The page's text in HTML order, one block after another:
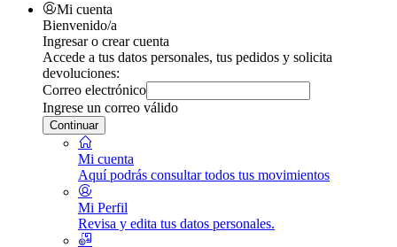
Mi cuenta
Bienvenido/a
Ingresar o crear cuenta
Accede a tus datos personales, tus pedidos y solicita
devoluciones:
Correo electrónico
Ingrese un correo válido
Continuar
Mi cuenta
Aquí podrás consultar todos tus movimientos
Mi Perfil
Revisa y edita tus datos personales.